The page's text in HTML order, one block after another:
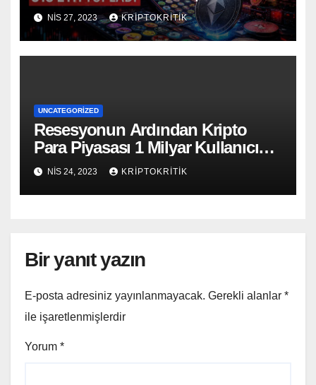
ETH Topladı
NIS 27, 2023 KRIPTOKRITIK
UNCATEGORIZED
Resesyonun Ardından Kripto
Para Piyasası 1 Milyar Kullanıcıya
Ulaşacak
NIS 24, 2023 KRIPTOKRITIK
Bir yanıt yazın
E-posta adresiniz yayınlanmayacak. Gerekli alanlar *
ile işaretlenmişlerdir
Yorum *